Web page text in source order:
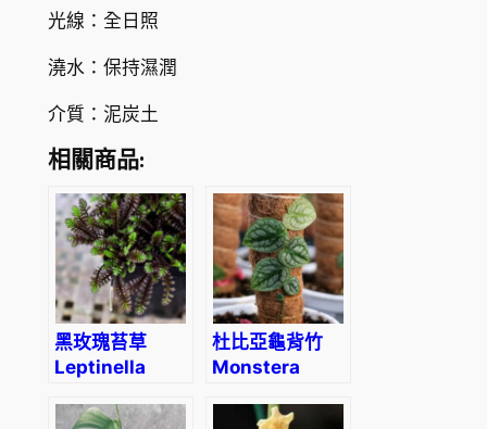
b
i
e
y
n
a
p
u
p
u
光線：全日照
澆水：保持濕潤
介質：泥炭土
相關商品:
黑玫瑰苔草
Leptinella
‘Platt’s Black’
杜比亞龜背竹
Monstera